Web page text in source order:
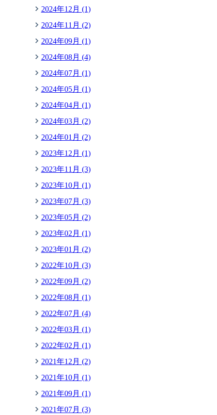
2024年12月 (1)
2024年11月 (2)
2024年09月 (1)
2024年08月 (4)
2024年07月 (1)
2024年05月 (1)
2024年04月 (1)
2024年03月 (2)
2024年01月 (2)
2023年12月 (1)
2023年11月 (3)
2023年10月 (1)
2023年07月 (3)
2023年05月 (2)
2023年02月 (1)
2023年01月 (2)
2022年10月 (3)
2022年09月 (2)
2022年08月 (1)
2022年07月 (4)
2022年03月 (1)
2022年02月 (1)
2021年12月 (2)
2021年10月 (1)
2021年09月 (1)
2021年07月 (3)